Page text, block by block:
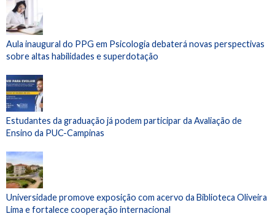
Aula inaugural do PPG em Psicologia debaterá novas perspectivas
sobre altas habilidades e superdotação
Estudantes da graduação já podem participar da Avaliação de
Ensino da PUC-Campinas
Universidade promove exposição com acervo da Biblioteca Oliveira
Lima e fortalece cooperação internacional